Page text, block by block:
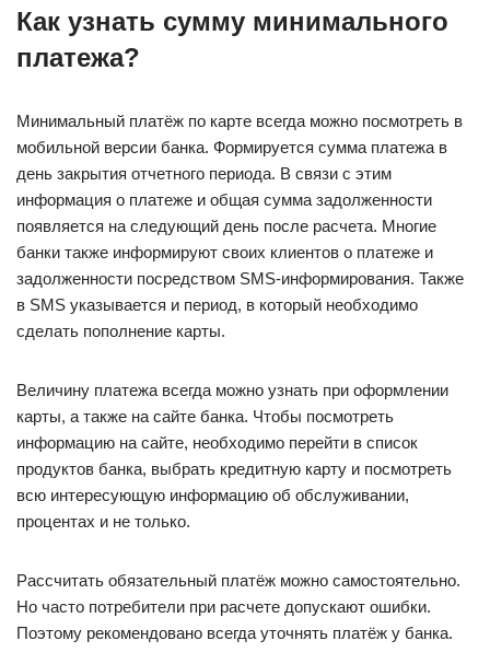
Как узнать сумму минимального
платежа?
Минимальный платёж по карте всегда можно посмотреть в
мобильной версии банка. Формируется сумма платежа в
день закрытия отчетного периода. В связи с этим
информация о платеже и общая сумма задолженности
появляется на следующий день после расчета. Многие
банки также информируют своих клиентов о платеже и
задолженности посредством SMS-информирования. Также
в SMS указывается и период, в который необходимо
сделать пополнение карты.
Величину платежа всегда можно узнать при оформлении
карты, а также на сайте банка. Чтобы посмотреть
информацию на сайте, необходимо перейти в список
продуктов банка, выбрать кредитную карту и посмотреть
всю интересующую информацию об обслуживании,
процентах и не только.
Рассчитать обязательный платёж можно самостоятельно.
Но часто потребители при расчете допускают ошибки.
Поэтому рекомендовано всегда уточнять платёж у банка.